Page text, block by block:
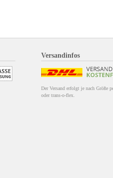
Versandinfos
Der Versand erfolgt je nach Größe
oder trans-o-flex.